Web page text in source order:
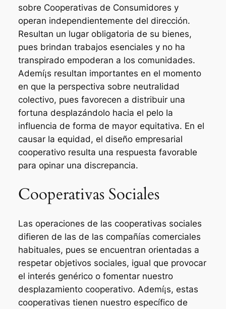
sobre Cooperativas de Consumidores y
operan independientemente del dirección.
Resultan un lugar obligatoria de su bienes,
pues brindan trabajos esenciales y no ha
transpirado empoderan a los comunidades.
Ademí¡s resultan importantes en el momento
en que la perspectiva sobre neutralidad
colectivo, pues favorecen a distribuir una
fortuna desplazándolo hacia el pelo la
influencia de forma de mayor equitativa. En el
causar la equidad, el diseño empresarial
cooperativo resulta una respuesta favorable
para opinar una discrepancia.
Cooperativas Sociales
Las operaciones de las cooperativas sociales
difieren de las de las compañías comerciales
habituales, pues se encuentran orientadas a
respetar objetivos sociales, igual que provocar
el interés genérico o fomentar nuestro
desplazamiento cooperativo. Ademí¡s, estas
cooperativas tienen nuestro específico de